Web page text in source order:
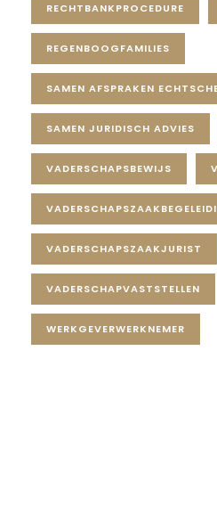
RECHTBANKPROCEDURE
REGENBOOGFAMILIES
SAMEN AFSPRAKEN
SAMEN JURIDISCH ADVIES
VADERSCHAPSBEWIJS
VADERSCHAPSZAAKJURIST
VADERSCHAPVASTSTELLEN
WERKGEVERWERKNEMER